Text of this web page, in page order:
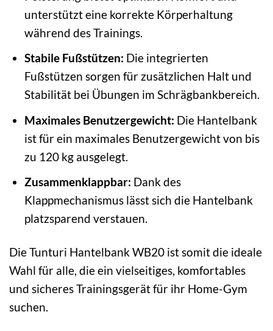
unterstützt eine korrekte Körperhaltung
während des Trainings.
Stabile Fußstützen: Die integrierten
Fußstützen sorgen für zusätzlichen Halt und
Stabilität bei Übungen im Schrägbankbereich.
Maximales Benutzergewicht: Die Hantelbank
ist für ein maximales Benutzergewicht von bis
zu 120 kg ausgelegt.
Zusammenklappbar: Dank des
Klappmechanismus lässt sich die Hantelbank
platzsparend verstauen.
Die Tunturi Hantelbank WB20 ist somit die ideale
Wahl für alle, die ein vielseitiges, komfortables
und sicheres Trainingsgerät für ihr Home-Gym
suchen.